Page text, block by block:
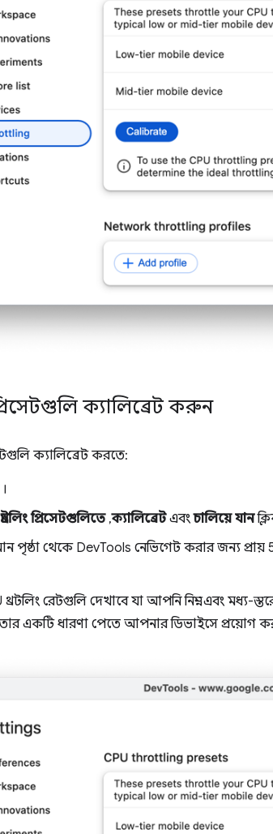
ক্যালিব্রেট করুন
ক্যালিব্রেট করতে:
।
প্রিসেটগুলিতে,ক্যালিব্রেটএবংচালিয়ে যান
পৃষ্ঠা থেকে DevTools নেভিগেট করার জন্য
থ্রটলিং রেটগুলি দেখাবে যা আপনি নিম্ন- এবং মধ্য-
একটি ধারণা পেতে আপনার ডিভাইসে প্রয়োগ